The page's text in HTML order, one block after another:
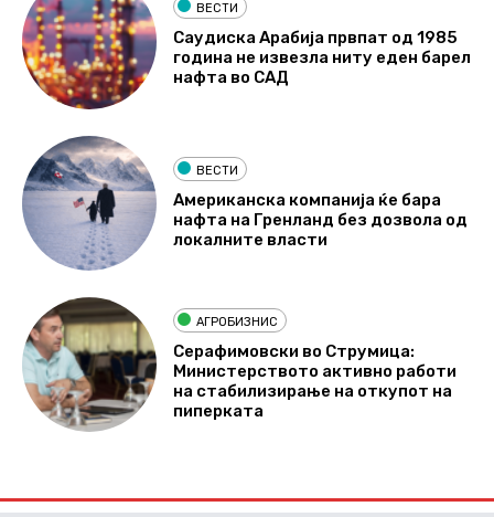
ВЕСТИ
Саудиска Арабија првпат од 1985
година не извезла ниту еден барел
нафта во САД
ВЕСТИ
Американска компанија ќе бара
нафта на Гренланд без дозвола од
локалните власти
АГРОБИЗНИС
Серафимовски во Струмица:
Министерството активно работи
на стабилизирање на откупот на
пиперката